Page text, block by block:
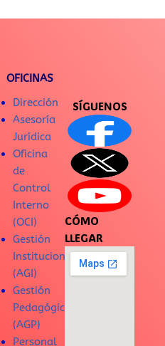
OFICINAS
Dirección
Asesoría
Jurídica
Oficina
de
Control
Interno
(OCI)
Gestión
Institucional
(AGI)
Gestión
Pedagógica
(AGP)
Personal
SÍGUENOS
CÓMO
LLEGAR